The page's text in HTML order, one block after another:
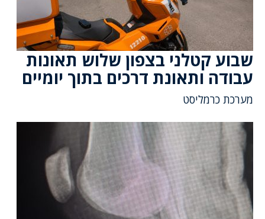
שבוע קטלני בצפון שלוש תאונות
עבודה ותאונת דרכים בתוך יומיים
מערכת כרמליסט